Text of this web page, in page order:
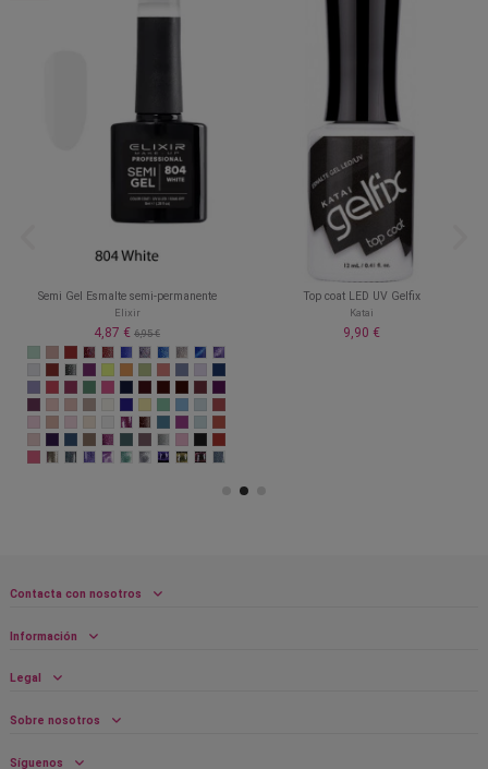
Semi Gel Esmalte semi-permanente
Elixir
4,87 € 6,95 €
Top coat LED UV Gelfix
Katai
9,90 €
Contacta con nosotros
Información
Legal
Sobre nosotros
Síguenos